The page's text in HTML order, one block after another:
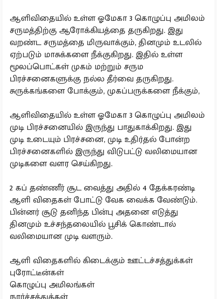
ஆளிவிதையில் உள்ள ஓமேகா 3 கொழுப்பு அமிலம்
சருமத்திற்கு ஆரோக்கியத்தை தருகிறது. இது
வறண்ட சருமத்தை மிருவாக்கும், தினமும் உடலில்
ஏற்படும் மாசுக்களை நீக்குகிறது. இதில் உள்ள
மூலப்பொட்கள் முகம் மற்றும் சரும
பிரச்சனைகளுக்கு நல்ல தீர்வை தருகிறது.
சுருக்கங்களை போக்கும், முகப்பருக்களை நீக்கும்,
ஆளிவிதையில் உள்ள ஓமேகா 3 கொழுப்பு அமிலம்
முடி பிரச்சனையில் இருந்து பாதுகாக்கிறது. இது
முடி உடையும் பிரச்சனை, முடி உதிர்தல் போன்ற
பிரச்சனைகளில் இருந்து விடுபட்டு வலிமையான
முடிகளை வளர செய்கிறது.
2 கப் தண்ணீர் சூட வைத்து அதில் 4 தேக்கரண்டி
ஆளி விதைகள் போட்டு வேக வைக்க வேண்டும்.
பின்னர் சூடு தனிந்த பின்பு அதனை எடுத்து
தினமும் உச்சந்தலையில் பூசிக் கொண்டால்
வலிமையான முடி வளரும்.
ஆளி விதைகளில் கிடைக்கும் ஊட்டச்சத்துக்கள்
புரோட்டீன்கள்
கொழுப்பு அமிலங்கள்